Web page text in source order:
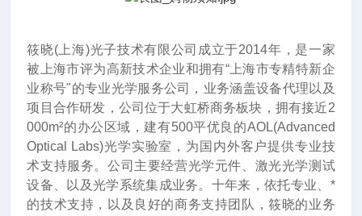
筱晓(上海)光子技术有限公司成立于2014年 ， 是一家
被上海市评为高新技术企业和拥有“上海市专精特新企
业称号"的专业光学服务公司，业务涵盖设备代理以及
项目合作研发，公司位于大虹桥商务板块，拥有接近2
000m²的办公区域，建有500平优良的AOL(Advanced
Optical Labs)光学实验室，为国内外客户提供专业技
术支持服务。公司主要经营光学元件、激光光学测试
设备、以及光学系统集成业务。十年来 ，依托专业、*
的技术支持，以及良好的商务支持团队，筱晓的业务